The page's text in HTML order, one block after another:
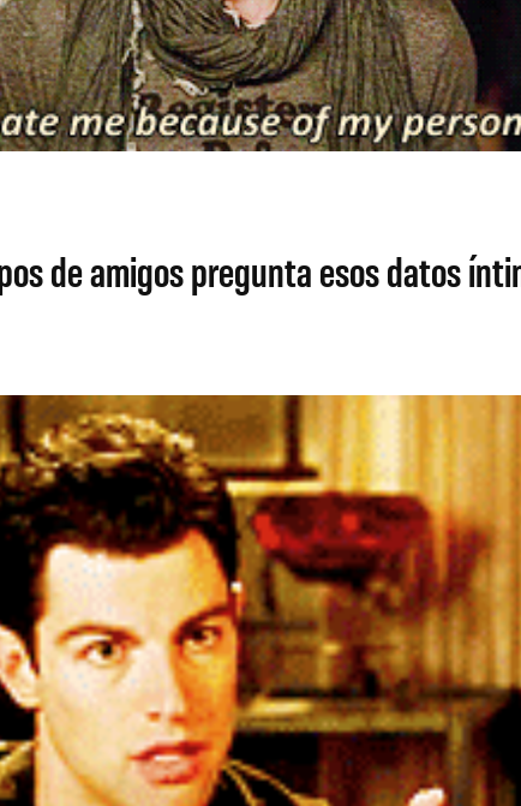
de amigos pregunta esos datos